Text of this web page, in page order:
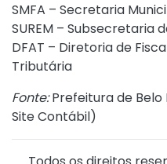
SMFA – Secretaria
SUREM – Subsecretaria
DFAT – Diretoria de
Tributária
Fonte:Prefeitura de Belo
Site Contábil)